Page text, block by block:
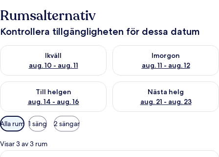
Rumsalternativ
Kontrollera tillgängligheten för dessa datum
Ikväll
aug. 10 - aug. 11
Kontrollera tillgängligheten för ikväll aug. 10 - aug. 11
Imorgon
aug. 11 - aug. 12
Kontrollera tillgängligheten
Till helgen
aug. 14 - aug. 16
Kontrollera tillgängligheten för den här helgen aug. 14 - aug.
Nästa helg
aug. 21 - aug. 23
Kontrollera tillgängligheten
Tillgängliga
filter
för
rum
Alla rum 1 säng 2 sängar
Visar 3 av 3 rum